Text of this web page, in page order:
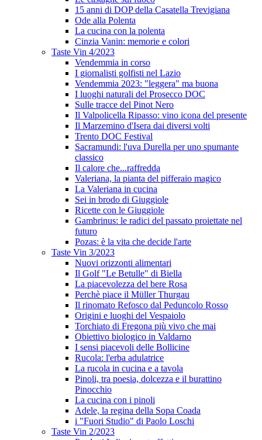
15 anni di DOP della Casatella Trevigiana
Ode alla Polenta
La cucina con la polenta
Cinzia Vanin: memorie e colori
Taste Vin 4/2023
Vendemmia in corso
I giornalisti golfisti nel Lazio
Vendemmia 2023: "leggera" ma buona
I luoghi naturali del Prosecco DOC
Sulle tracce del Pinot Nero
Il Valpolicella Ripasso: vino icona del presente
Il Marzemino d'Isera dai diversi volti
Trento DOC Festival
Sacramundi: l'uva Durella per uno spumante
classico
Il calore che...raffredda
Valeriana, la pianta del pifferaio magico
La Valeriana in cucina
Sei in brodo di Giuggiole
Ricette con le Giuggiole
Gambrinus: le radici del passato proiettate nel
futuro
Pozas: è la vita che decide l'arte
Taste Vin 3/2023
Nuovi orizzonti alimentari
Il Golf "Le Betulle" di Biella
La piacevolezza del bere Rosa
Perchè piace il Müller Thurgau
Il rinomato Refosco dal Peduncolo Rosso
Origini e luoghi del Vespaiolo
Torchiato di Fregona più vivo che mai
Obiettivo biologico in Valdarno
I sensi piacevoli delle Bollicine
Rucola: l'erba adulatrice
La rucola in cucina e a tavola
Pinoli, tra poesia, dolcezza e il burattino
Pinocchio
La cucina con i pinoli
Adele, la regina della Sopa Coada
i "Fuori Studio" di Paolo Loschi
Taste Vin 2/2023